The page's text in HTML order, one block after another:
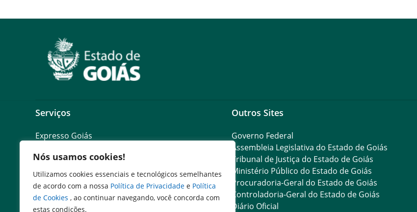
Nós usamos cookies!
Utilizamos cookies essenciais e tecnológicos semelhantes
de acordo com a nossa Política de Privacidade e Política
de Cookies , ao continuar navegando, você concorda com
estas condições.
Serviços
Expresso Goiás
Expresso Servidor
SEI Governadoria
Cadastro de Autoridades
Escola de Governo
Agenda de Autoridades
Outros Sites
Governo Federal
Assembleia Legislativa do Estado de Goiás
Tribunal de Justiça do Estado de Goiás
Ministério Público do Estado de Goiás
Procuradoria-Geral do Estado de Goiás
Controladoria-Geral do Estado de Goiás
Diário Oficial